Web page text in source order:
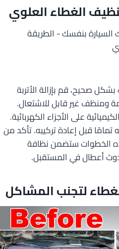
الغطاء العلوي
صحيح، قم بإزالة الأتربة
ومنظف غير قابل للاشتعال.
على الأجزاء الكهربائية.
قبل إعادة تركيبه. تأكد من
الخطوات ستضمن نظافة
أعطال في المستقبل.
لتجنب المشاكل